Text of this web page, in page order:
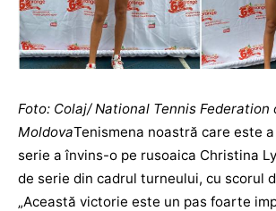
Foto: Colaj/ National Tennis Federation
MoldovaTenismena noastră care este
serie a învins-o pe rusoaica Christina
de serie din cadrul turneului, cu scorul
„Această victorie este un pas foarte